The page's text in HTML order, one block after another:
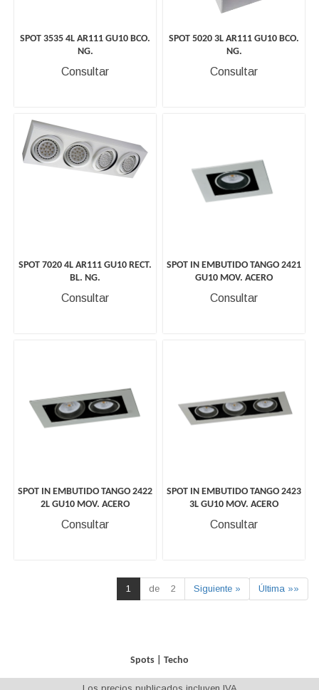
SPOT 3535 4L AR111 GU10 BCO.
NG.
Consultar
SPOT 5020 3L AR111 GU10 BCO.
NG.
Consultar
SPOT 7020 4L AR111 GU10 RECT.
BL. NG.
Consultar
SPOT IN EMBUTIDO TANGO 2421
GU10 MOV. ACERO
Consultar
SPOT IN EMBUTIDO TANGO 2422
2L GU10 MOV. ACERO
Consultar
SPOT IN EMBUTIDO TANGO 2423
3L GU10 MOV. ACERO
Consultar
1 de 2 Siguiente » Última »»
Spots Techo